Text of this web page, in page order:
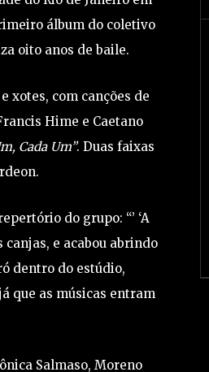
álbum do coletivo
oito anos de baile.
xotes, com canções de
Hime e Caetano
Cada Um”. Duas faixas
do grupo: “’ ‘A
e acabou abrindo
dentro do estúdio,
que as músicas entram
Salmaso, Moreno